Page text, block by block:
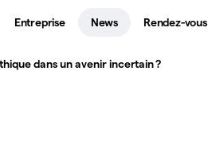
Entreprise News Rendez-vous
dans un avenir incertain ?